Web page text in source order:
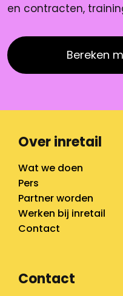
en contracten,
Bereken
Over inretail
Wat we doen
Pers
Partner worden
Werken bij inretail
Contact
Contact